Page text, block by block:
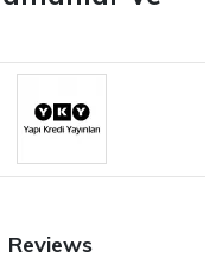
Reviews